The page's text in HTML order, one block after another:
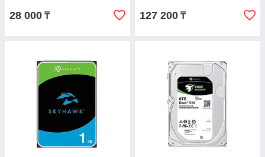
28 000 ₸ 127 200 ₸